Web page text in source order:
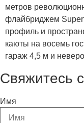
метров
флайбриджем
профиль и
каюты на восемь
гараж 4,5 м и
Свяжитесь
Имя